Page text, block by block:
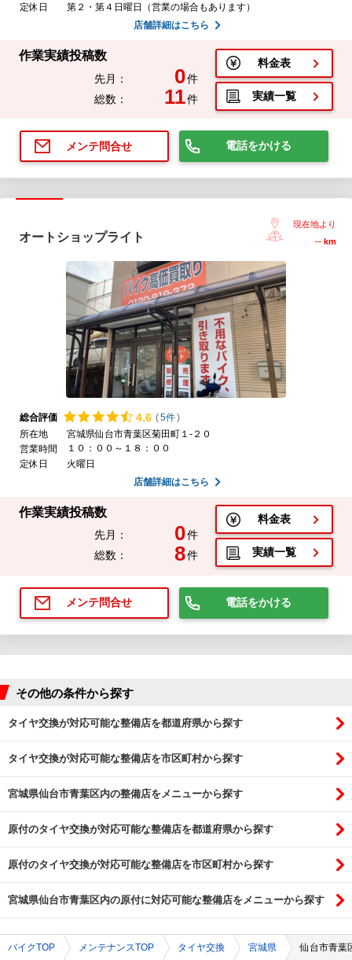
定休日
第２・第４日曜日（営業の場合もあります）
店舗詳細はこちら
作業実績投稿数
先月： 0件
総数：
11件
料金表
実績一覧
メンテ問合せ 電話をかける
オートショップライト
現在地より
-- km
総合評価 4.6 (5件)
所在地
宮城県仙台市青葉区菊田町１-２０
営業時間
１０：００～１８：００
定休日
火曜日
店舗詳細はこちら
作業実績投稿数
先月： 0件
総数：
8件
料金表
実績一覧
メンテ問合せ 電話をかける
その他の条件から探す
タイヤ交換が対応可能な整備店を都道府県から探す
タイヤ交換が対応可能な整備店を市区町村から探す
宮城県仙台市青葉区内の整備店をメニューから探す
原付のタイヤ交換が対応可能な整備店を都道府県から探す
原付のタイヤ交換が対応可能な整備店を市区町村から探す
宮城県仙台市青葉区内の原付に対応可能な整備店をメニューから探す
バイクTOP メンテナンスTOP タイヤ交換 宮城県 仙台市青葉